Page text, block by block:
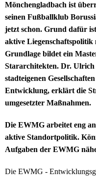
Mönchengladbach ist
seinen Fußballklub
jetzt schon. Grund dafür
aktive
Grundlage bildet ein
Stararchitekten. Dr. Ulrich
stadteigenen
Entwicklung, erklärt die
umgesetzter Maßnahmen.
Die EWMG arbeitet eng
aktive Standortpolitik.
Aufgaben der EWMG
Die EWMG -